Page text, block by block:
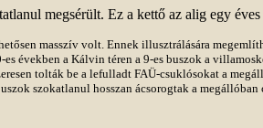
megsérült. Ez a kettő az alig egy éves
masszív volt. Ennek illusztrálására
években a Kálvin téren a 9-es buszok a
tolták be a lefulladt FAÜ-csuklósokat a
szokatlanul hosszan ácsorogtak a